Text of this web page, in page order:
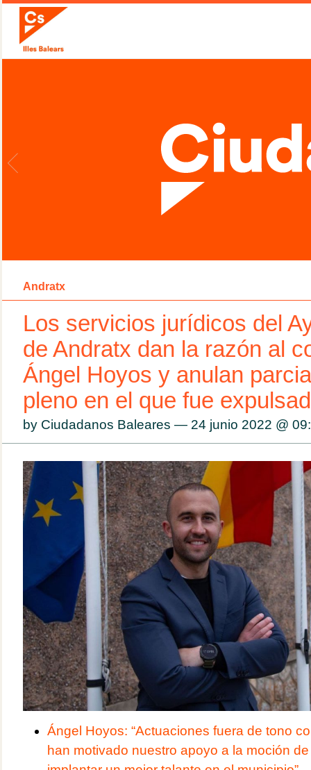
Andratx
Los servicios jurídicos del
de Andratx dan la razón al
Ángel Hoyos y anulan
pleno en el que fue
by Ciudadanos Baleares — 24 junio 2022 @
Ángel Hoyos: “Actuaciones fuera de tono
han motivado nuestro apoyo a la moción